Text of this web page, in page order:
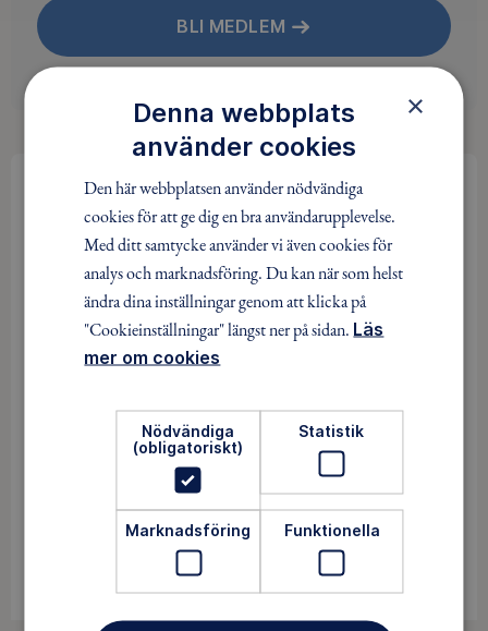
BLI MEDLEM
×
Denna webbplats
använder cookies
Den här webbplatsen använder nödvändiga
cookies för att ge dig en bra användarupplevelse.
Med ditt samtycke använder vi även cookies för
analys och marknadsföring. Du kan när som helst
ändra dina inställningar genom att klicka på
"Cookieinställningar" längst ner på sidan. Läs
mer om cookies
Nödvändiga
(obligatoriskt)
Statistik
Marknadsföring Funktionella